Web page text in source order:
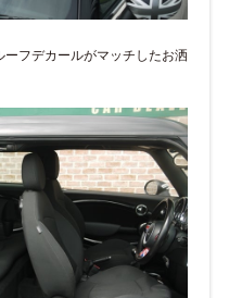
フデカールがマッチしたお洒